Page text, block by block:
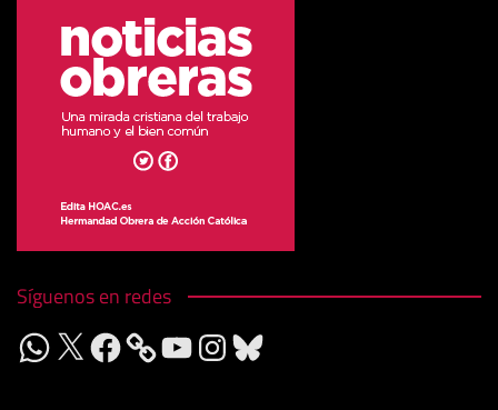
Síguenos en redes
WhatsApp
X Facebook YouTubeInstagram
Bluesky